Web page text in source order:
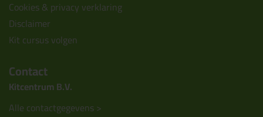
Cookies & privacy verklaring
Disclaimer
Kit cursus volgen
Contact
Kitcentrum B.V.
Alle contactgegevens >